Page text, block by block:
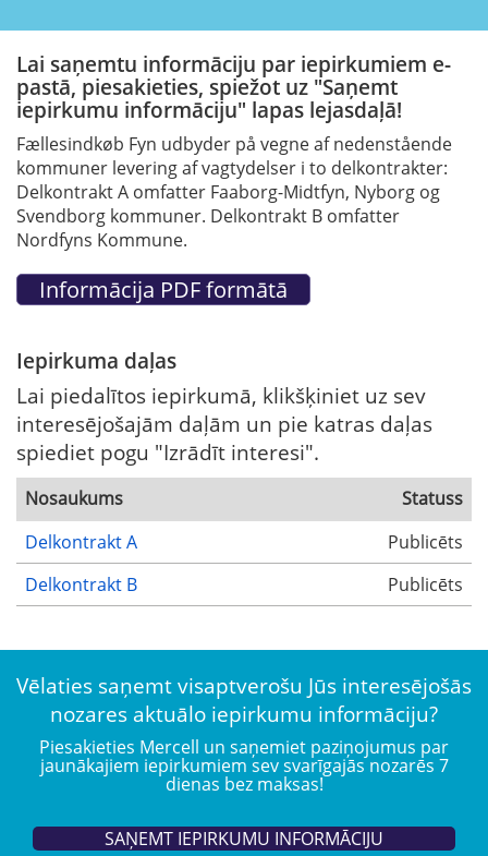
Lai saņemtu informāciju par iepirkumiem e-
pastā, piesakieties, spiežot uz "Saņemt
iepirkumu informāciju" lapas lejasdaļā!
Fællesindkøb Fyn udbyder på vegne af nedenstående
kommuner levering af vagtydelser i to delkontrakter:
Delkontrakt A omfatter Faaborg-Midtfyn, Nyborg og
Svendborg kommuner. Delkontrakt B omfatter
Nordfyns Kommune.
Iepirkuma daļas
Lai piedalītos iepirkumā, klikšķiniet uz sev
interesējošajām daļām un pie katras daļas
spiediet pogu "Izrādīt interesi".
Nosaukums
Statuss
Delkontrakt A
Publicēts
Delkontrakt B
Publicēts
Vēlaties saņemt visaptverošu Jūs interesējošās
nozares aktuālo iepirkumu informāciju?
Piesakieties Mercell un saņemiet paziņojumus par
jaunākajiem iepirkumiem sev svarīgajās nozarēs 7
dienas bez maksas!
SAŅEMT IEPIRKUMU INFORMĀCIJU